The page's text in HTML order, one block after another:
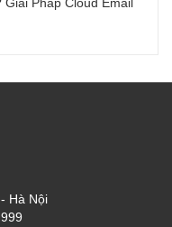
Pháp Cloud Email
Hà Nội